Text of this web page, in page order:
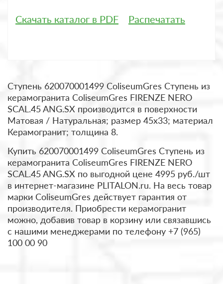
Скачать каталог в PDF Распечатать
Ступень 620070001499 ColiseumGres Ступень из
керамогранита ColiseumGres FIRENZE NERO
SCAL.45 ANG.SX производится в поверхности
Матовая / Натуральная; размер 45x33; материал
Керамогранит; толщина 8.
Купить 620070001499 ColiseumGres Ступень из
керамогранита ColiseumGres FIRENZE NERO
SCAL.45 ANG.SX по выгодной цене 4995 руб./шт
в интернет-магазине PLITALON.ru. На весь товар
марки ColiseumGres действует гарантия от
производителя. Приобрести керамогранит
можно, добавив товар в корзину или связавшись
с нашими менеджерами по телефону +7 (965)
100 00 90